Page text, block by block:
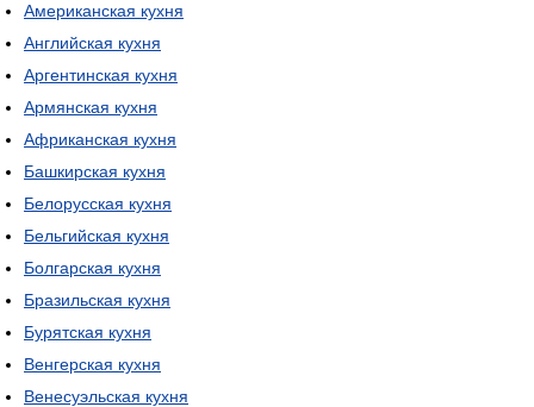
Американская кухня
Английская кухня
Аргентинская кухня
Армянская кухня
Африканская кухня
Башкирская кухня
Белорусская кухня
Бельгийская кухня
Болгарская кухня
Бразильская кухня
Бурятская кухня
Венгерская кухня
Венесуэльская кухня